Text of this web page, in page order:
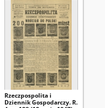
Rzeczpospolita i
Dziennik Gospodarczy. R.